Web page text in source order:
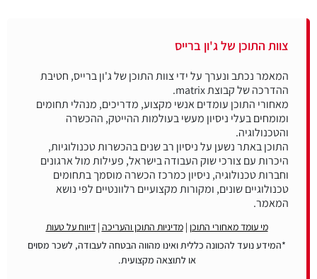
צוות התוכן של ג'ון ברייס
המאמר נכתב ונערך על ידי צוות התוכן של ג'ון ברייס, חטיבת
מאחורי התוכן עומדים אנשי מקצוע, מדריכים, מנהלי תחומים
ומומחים בעלי ניסיון מעשי בעולמות ההייטק, ההכשרה
התוכן באתר נשען על ניסיון רב שנים בהכשרות טכנולוגיות,
היכרות עם צורכי שוק העבודה בישראל, פעילות מול ארגונים
וחברות טכנולוגיה, ניסיון כמרכז הכשרה מוסמך בתחומים
טכנולוגיים שונים, ומקורות מקצועיים רלוונטיים לפי נושא
המאמר.
מי עומד מאחורי התוכן |מדיניות התוכן והעריכה |דיווח על טעות
*המידע נועד להכוונה כללית ואינו מהווה הבטחה לעבודה, לשכר מסוים
או לתוצאה מקצועית.